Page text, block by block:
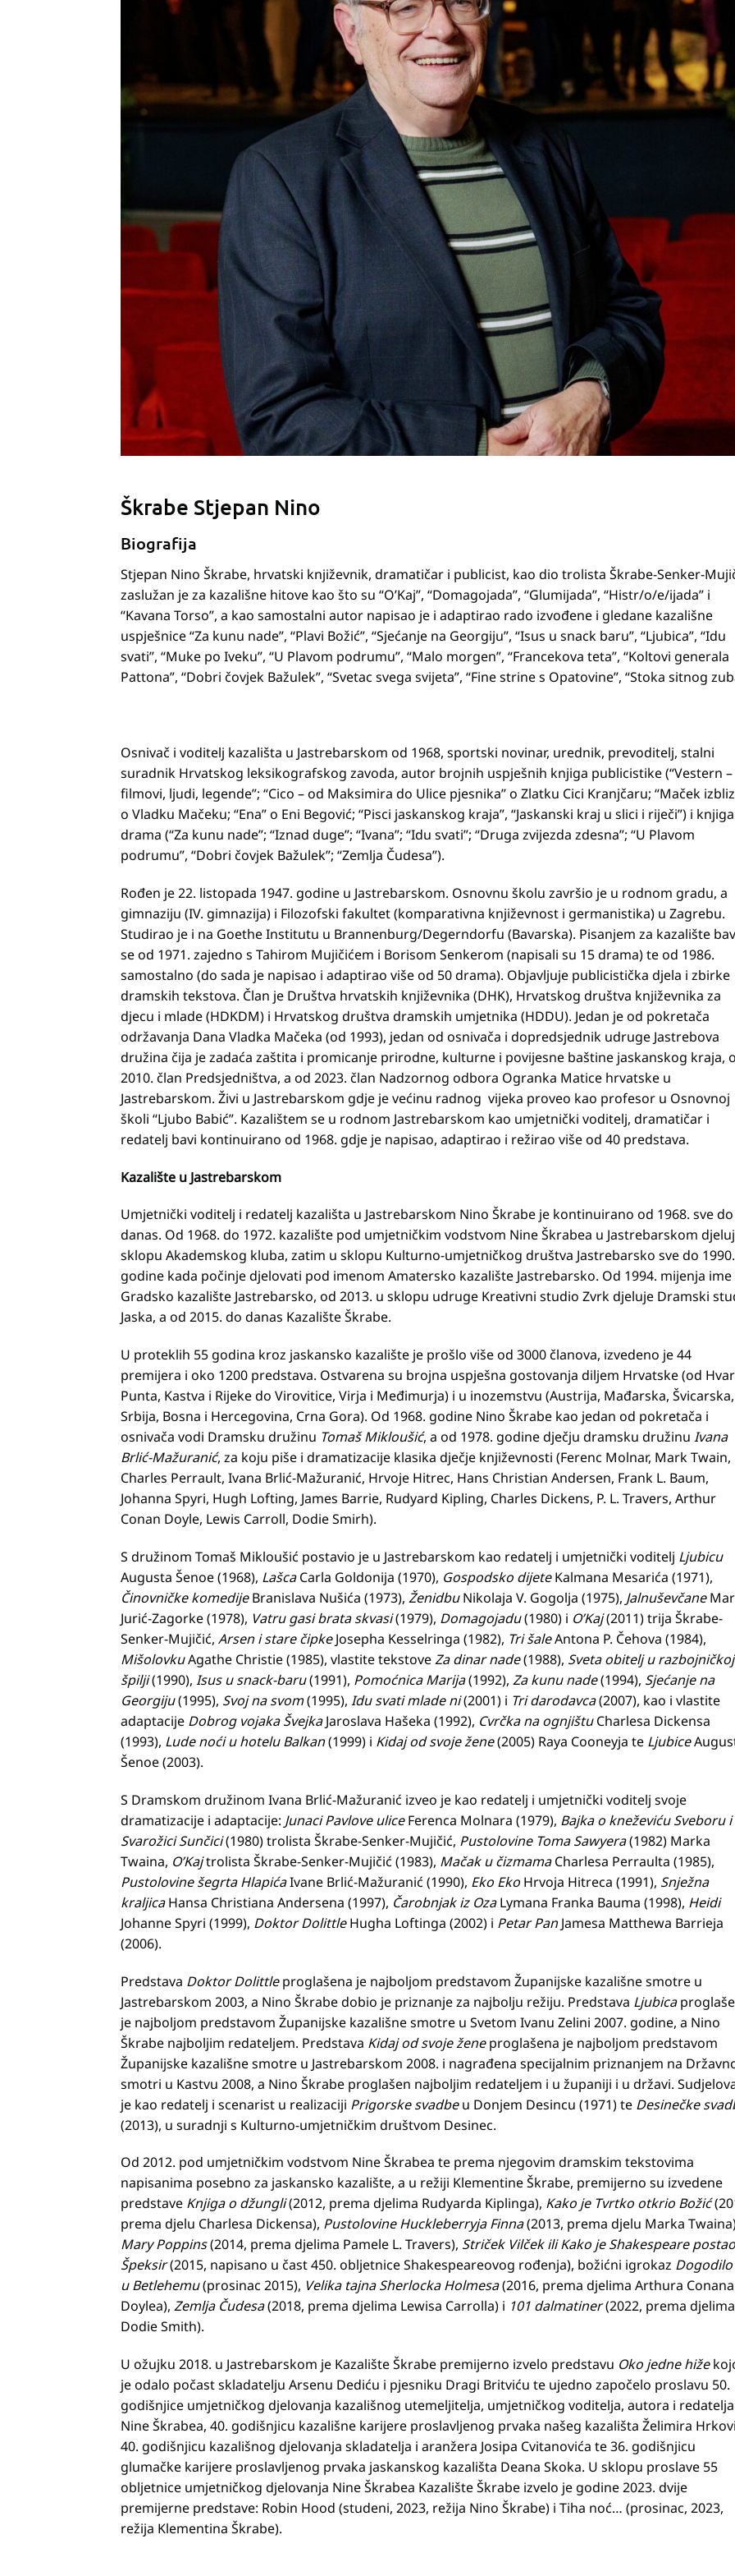
Škrabe Stjepan Nino
Biografija
Stjepan Nino Škrabe, hrvatski književnik, dramatičar i publicist, kao dio trolista Škrabe-Senker-
zaslužan je za kazališne hitove kao što su “O’Kaj”, “Domagojada”, “Glumijada”, “Histr/o/e/ijada” i
“Kavana Torso”, a kao samostalni autor napisao je i adaptirao rado izvođene i gledane kazališne
uspješnice “Za kunu nade”, “Plavi Božić”, “Sjećanje na Georgiju”, “Isus u snack baru”, “Ljubica”, “Idu
svati”, “Muke po Iveku”, “U Plavom podrumu”, “Malo morgen”, “Francekova teta”, “Koltovi generala
Pattona”, “Dobri čovjek Bažulek”, “Svetac svega svijeta”, “Fine strine s Opatovine”, “Stoka sitnog
Osnivač i voditelj kazališta u Jastrebarskom od 1968, sportski novinar, urednik, prevoditelj, stalni
suradnik Hrvatskog leksikografskog zavoda, autor brojnih uspješnih knjiga publicistike (“Vestern –
filmovi, ljudi, legende”; “Cico – od Maksimira do Ulice pjesnika” o Zlatku Cici Kranjčaru; “Maček
o Vladku Mačeku; “Ena” o Eni Begović; “Pisci jaskanskog kraja”, “Jaskanski kraj u slici i riječi”) i knjiga
drama (“Za kunu nade”; “Iznad duge”; “Ivana”; “Idu svati”; “Druga zvijezda zdesna”; “U Plavom
podrumu”, “Dobri čovjek Bažulek”; “Zemlja Čudesa”).
Rođen je 22. listopada 1947. godine u Jastrebarskom. Osnovnu školu završio je u rodnom gradu, a
gimnaziju (IV. gimnazija) i Filozofski fakultet (komparativna književnost i germanistika) u Zagrebu.
Studirao je i na Goethe Institutu u Brannenburg/Degerndorfu (Bavarska). Pisanjem za kazalište
se od 1971. zajedno s Tahirom Mujičićem i Borisom Senkerom (napisali su 15 drama) te od 1986.
samostalno (do sada je napisao i adaptirao više od 50 drama). Objavljuje publicistička djela i zbirke
dramskih tekstova. Član je Društva hrvatskih književnika (DHK), Hrvatskog društva književnika za
djecu i mlade (HDKDM) i Hrvatskog društva dramskih umjetnika (HDDU). Jedan je od pokretača
održavanja Dana Vladka Mačeka (od 1993), jedan od osnivača i dopredsjednik udruge Jastrebova
družina čija je zadaća zaštita i promicanje prirodne, kulturne i povijesne baštine jaskanskog kraja,
2010. član Predsjedništva, a od 2023. član Nadzornog odbora Ogranka Matice hrvatske u
Jastrebarskom. Živi u Jastrebarskom gdje je većinu radnog vijeka proveo kao profesor u Osnovnoj
školi “Ljubo Babić”. Kazalištem se u rodnom Jastrebarskom kao umjetnički voditelj, dramatičar i
redatelj bavi kontinuirano od 1968. gdje je napisao, adaptirao i režirao više od 40 predstava.
Kazalište u Jastrebarskom
Umjetnički voditelj i redatelj kazališta u Jastrebarskom Nino Škrabe je kontinuirano od 1968. sve do
danas. Od 1968. do 1972. kazalište pod umjetničkim vodstvom Nine Škrabea u Jastrebarskom
sklopu Akademskog kluba, zatim u sklopu Kulturno-umjetničkog društva Jastrebarsko sve do 1990.
godine kada počinje djelovati pod imenom Amatersko kazalište Jastrebarsko. Od 1994. mijenja ime
Gradsko kazalište Jastrebarsko, od 2013. u sklopu udruge Kreativni studio Zvrk djeluje Dramski
Jaska, a od 2015. do danas Kazalište Škrabe.
U proteklih 55 godina kroz jaskansko kazalište je prošlo više od 3000 članova, izvedeno je 44
premijera i oko 1200 predstava. Ostvarena su brojna uspješna gostovanja diljem Hrvatske (od
Punta, Kastva i Rijeke do Virovitice, Virja i Međimurja) i u inozemstvu (Austrija, Mađarska, Švicarska,
Srbija, Bosna i Hercegovina, Crna Gora). Od 1968. godine Nino Škrabe kao jedan od pokretača i
osnivača vodi Dramsku družinu Tomaš Mikloušić, a od 1978. godine dječju dramsku družinu Ivana
Brlić-Mažuranić, za koju piše i dramatizacije klasika dječje književnosti (Ferenc Molnar, Mark Twain,
Charles Perrault, Ivana Brlić-Mažuranić, Hrvoje Hitrec, Hans Christian Andersen, Frank L. Baum,
Johanna Spyri, Hugh Lofting, James Barrie, Rudyard Kipling, Charles Dickens, P. L. Travers, Arthur
Conan Doyle, Lewis Carroll, Dodie Smirh).
S družinom Tomaš Mikloušić postavio je u Jastrebarskom kao redatelj i umjetnički voditelj Ljubicu
Augusta Šenoe (1968), LašcaCarla Goldonija (1970), Gospodsko dijeteKalmana Mesarića (1971),
Činovničke komedijeBranislava Nušića (1973), ŽenidbuNikolaja V. Gogolja (1975), Jalnuševčane
Jurić-Zagorke (1978), Vatru gasi brata skvasi(1979), Domagojadu(1980) i O’Kaj(2011) trija Škrabe-
Senker-Mujičić, Arsen i stare čipkeJosepha Kesselringa (1982), Tri šaleAntona P. Čehova (1984),
MišolovkuAgathe Christie (1985), vlastite tekstoveZa dinar nade(1988), Sveta obitelj u razbojničkoj
špilji(1990), Isus u snack-baru(1991), Pomoćnica Marija(1992), Za kunu nade(1994), Sjećanje na
Georgiju(1995), Svoj na svom(1995), Idu svati mlade ni(2001) i Tri darodavca(2007), kao i vlastite
adaptacije Dobrog vojaka ŠvejkaJaroslava Hašeka (1992), Cvrčka na ognjištuCharlesa Dickensa
(1993), Lude noći u hotelu Balkan(1999) i Kidaj od svoje žene(2005) Raya Cooneyja te Ljubice
Šenoe (2003).
S Dramskom družinom Ivana Brlić-Mažuranić izveo je kao redatelj i umjetnički voditelj svoje
dramatizacije i adaptacije: Junaci Pavlove uliceFerenca Molnara (1979), Bajka o kneževiću Sveboru i
Svarožici Sunčici(1980) trolista Škrabe-Senker-Mujičić, Pustolovine Toma Sawyera(1982) Marka
Twaina, O’Kajtrolista Škrabe-Senker-Mujičić (1983), Mačak u čizmamaCharlesa Perraulta (1985),
Pustolovine šegrta HlapićaIvane Brlić-Mažuranić (1990), Eko Eko Hrvoja Hitreca (1991), Snježna
kraljicaHansa Christiana Andersena (1997), Čarobnjak iz OzaLymana Franka Bauma (1998), Heidi
Johanne Spyri (1999), Doktor DolittleHugha Loftinga (2002) i Petar PanJamesa Matthewa Barrieja
(2006).
Predstava Doktor Dolittleproglašena je najboljom predstavom Županijske kazališne smotre u
Jastrebarskom 2003, a Nino Škrabe dobio je priznanje za najbolju režiju. Predstava Ljubica
je najboljom predstavom Županijske kazališne smotre u Svetom Ivanu Zelini 2007. godine, a Nino
Škrabe najboljim redateljem. Predstava Kidaj od svoje ženeproglašena je najboljom predstavom
Županijske kazališne smotre u Jastrebarskom 2008. i nagrađena specijalnim priznanjem na
smotri u Kastvu 2008, a Nino Škrabe proglašen najboljim redateljem i u županiji i u državi.
je kao redatelj i scenarist u realizaciji Prigorske svadbeu Donjem Desincu (1971) te Desinečke
(2013), u suradnji s Kulturno-umjetničkim društvom Desinec.
Od 2012. pod umjetničkim vodstvom Nine Škrabea te prema njegovim dramskim tekstovima
napisanima posebno za jaskansko kazalište, a u režiji Klementine Škrabe, premijerno su izvedene
predstave Knjiga o džungli(2012, prema djelima Rudyarda Kiplinga), Kako je Tvrtko otkrio Božić
prema djelu Charlesa Dickensa), Pustolovine Huckleberryja Finna(2013, prema djelu Marka
Mary Poppins(2014, prema djelima Pamele L. Travers), Striček Vilček ili Kako je Shakespeare postao
Špeksir(2015, napisano u čast 450. obljetnice Shakespeareovog rođenja), božićni igrokaz Dogodilo
u Betlehemu(prosinac 2015), Velika tajna Sherlocka Holmesa(2016, prema djelima Arthura Conana
Doylea), Zemlja Čudesa(2018, prema djelima Lewisa Carrolla) i 101 dalmatiner(2022, prema djelima
Dodie Smith).
U ožujku 2018. u Jastrebarskom je Kazalište Škrabe premijerno izvelo predstavu Oko jedne hiže
je odalo počast skladatelju Arsenu Dediću i pjesniku Dragi Britviću te ujedno započelo proslavu 50.
godišnjice umjetničkog djelovanja kazališnog utemeljitelja, umjetničkog voditelja, autora i redatelja
Nine Škrabea, 40. godišnjicu kazališne karijere proslavljenog prvaka našeg kazališta Želimira
40. godišnjicu kazališnog djelovanja skladatelja i aranžera Josipa Cvitanovića te 36. godišnjicu
glumačke karijere proslavljenog prvaka jaskanskog kazališta Deana Skoka. U sklopu proslave 55
obljetnice umjetničkog djelovanja Nine Škrabea Kazalište Škrabe izvelo je godine 2023. dvije
premijerne predstave: Robin Hood (studeni, 2023, režija Nino Škrabe) i Tiha noć… (prosinac, 2023,
režija Klementina Škrabe).